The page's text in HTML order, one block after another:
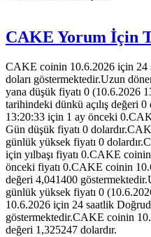
CAKE Yorum İçin
CAKE coinin 10.6.2026 için 24
doları göstermektedir.Uzun
yana düşük fiyatı 0 (10.6.2026
tarihindeki dünkü açılış değeri
13:20:33 için 1 ay önceki
Gün düşük fiyatı 0
günlük yüksek fiyatı 0
için yılbaşı fiyatı 0.CAKE
önceki fiyatı 0.CAKE coinin
değeri 4,041400
günlük yüksek fiyatı 0
10.6.2026 için 24 saatlik
göstermektedir.CAKE coinin
değeri 1,325247 dolardır.